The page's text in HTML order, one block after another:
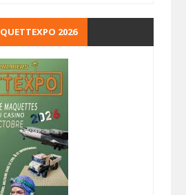
2026